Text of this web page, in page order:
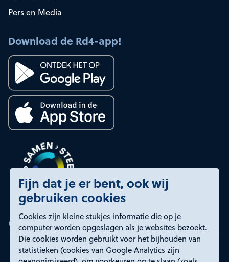
Fijn dat je er bent, ook wij
gebruiken cookies
Cookies zijn kleine stukjes informatie die op je
computer worden opgeslagen als je websites bezoekt.
Die cookies worden gebruikt voor het bijhouden van
statistieken (cookies van Google Analytics zijn
Pers en Media
Download de Rd4-app!
Certificeringen